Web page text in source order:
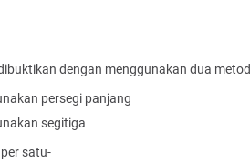
dengan menggunakan dua
persegi panjang
segitiga
satu-